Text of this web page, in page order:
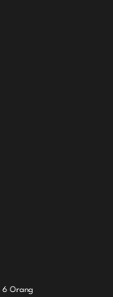
6 Orang